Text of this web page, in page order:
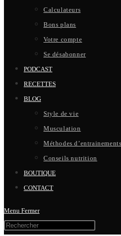
Calculateurs
Bons plans
Votre compte
Se désabonner
PODCAST
RECETTES
BLOG
Style de vie
Musculation
Méthodes d’entrainements
Conseils nutrition
BOUTIQUE
CONTACT
Menu Fermer